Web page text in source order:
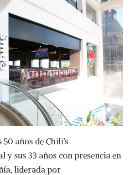
años de Chili’s
y sus 33 años con presencia en
liderada por